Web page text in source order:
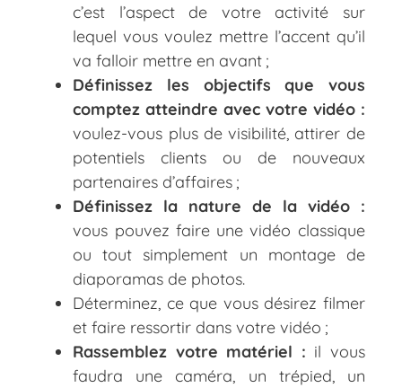
c’est l’aspect de votre activité sur
lequel vous voulez mettre l’accent qu’il
va falloir mettre en avant ;
Définissez les objectifs que vous
comptez atteindre avec votre vidéo :
voulez-vous plus de visibilité, attirer de
potentiels clients ou de nouveaux
partenaires d’affaires ;
Définissez la nature de la vidéo :
vous pouvez faire une vidéo classique
ou tout simplement un montage de
diaporamas de photos.
Déterminez, ce que vous désirez filmer
et faire ressortir dans votre vidéo ;
Rassemblez votre matériel : il vous
faudra une caméra, un trépied, un